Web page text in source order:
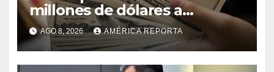
millones de dólares a
Colombia para un paquete de
seguridad
AGO 8, 2026 AMÉRICA REPORTA